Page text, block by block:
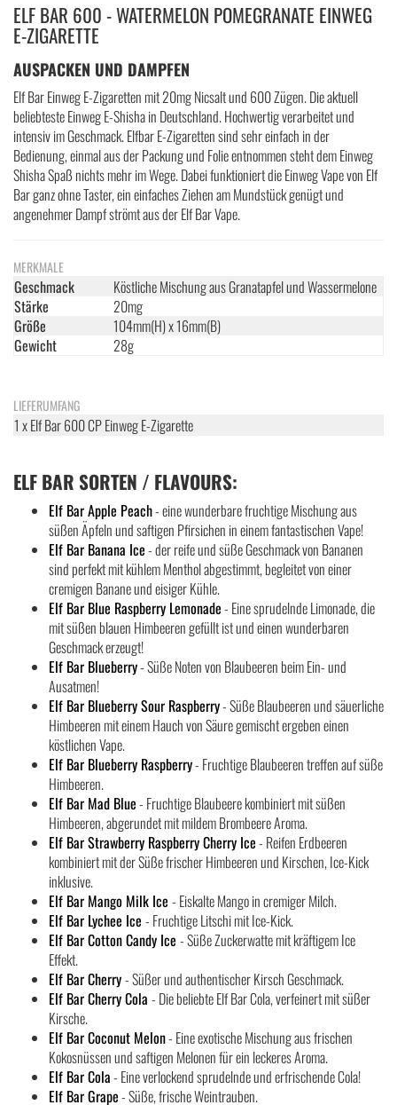
ELF BAR 600 - WATERMELON POMEGRANATE EINWEG
E-ZIGARETTE
AUSPACKEN UND DAMPFEN
Elf Bar Einweg E-Zigaretten mit 20mg Nicsalt und 600 Zügen. Die aktuell
beliebteste Einweg E-Shisha in Deutschland. Hochwertig verarbeitet und
intensiv im Geschmack. Elfbar E-Zigaretten sind sehr einfach in der
Bedienung, einmal aus der Packung und Folie entnommen steht dem Einweg
Shisha Spaß nichts mehr im Wege. Dabei funktioniert die Einweg Vape von Elf
Bar ganz ohne Taster, ein einfaches Ziehen am Mundstück genügt und
angenehmer Dampf strömt aus der Elf Bar Vape.
MERKMALE
Geschmack
Köstliche Mischung aus Granatapfel und Wassermelone
Stärke
20mg
Größe
104mm(H) x 16mm(B)
Gewicht
28g
LIEFERUMFANG
1 x Elf Bar 600 CP Einweg E-Zigarette
ELF BAR SORTEN / FLAVOURS:
Elf Bar Apple Peach- eine wunderbare fruchtige Mischung aus
süßen Äpfeln und saftigen Pfirsichen in einem fantastischen Vape!
Elf Bar Banana Ice- der reife und süße Geschmack von Bananen
sind perfekt mit kühlem Menthol abgestimmt, begleitet von einer
cremigen Banane und eisiger Kühle.
Elf Bar Blue Raspberry Lemonade- Eine sprudelnde Limonade, die
mit süßen blauen Himbeeren gefüllt ist und einen wunderbaren
Geschmack erzeugt!
Elf Bar Blueberry- Süße Noten von Blaubeeren beim Ein- und
Ausatmen!
Elf Bar Blueberry Sour Raspberry- Süße Blaubeeren und säuerliche
Himbeeren mit einem Hauch von Säure gemischt ergeben einen
köstlichen Vape.
Elf Bar Blueberry Raspberry- Fruchtige Blaubeeren treffen auf süße
Himbeeren.
Elf Bar Mad Blue- Fruchtige Blaubeere kombiniert mit süßen
Himbeeren, abgerundet mit mildem Brombeere Aroma.
Elf Bar Strawberry Raspberry Cherry Ice- Reifen Erdbeeren
kombiniert mit der Süße frischer Himbeeren und Kirschen, Ice-Kick
inklusive.
Elf Bar Mango Milk Ice - Eiskalte Mango in cremiger Milch.
Elf Bar Lychee Ice - Fruchtige Litschi mit Ice-Kick.
Elf Bar Cotton Candy Ice - Süße Zuckerwatte mit kräftigem Ice
Effekt.
Elf Bar Cherry- Süßer und authentischer Kirsch Geschmack.
Elf Bar Cherry Cola - Die beliebte Elf Bar Cola, verfeinert mit süßer
Kirsche.
Elf Bar Coconut Melon- Eine exotische Mischung aus frischen
Kokosnüssen und saftigen Melonen für ein leckeres Aroma.
Elf Bar Cola- Eine verlockend sprudelnde und erfrischende Cola!
Elf Bar Grape- Süße, frische Weintrauben.